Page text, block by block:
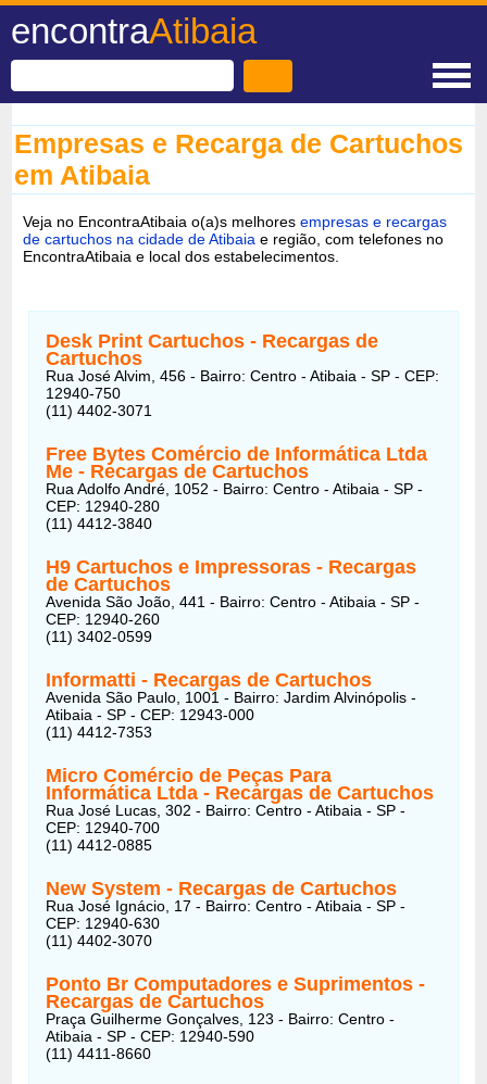
encontraAtibaia
Empresas e Recarga de Cartuchos
em Atibaia
Veja no EncontraAtibaia o(a)s melhoresempresas e recargas
de cartuchos na cidade de Atibaia e região, com telefones no
EncontraAtibaia e local dos estabelecimentos.
Desk Print Cartuchos - Recargas de
Cartuchos
Rua José Alvim, 456 - Bairro: Centro - Atibaia - SP - CEP:
12940-750
(11) 4402-3071
Free Bytes Comércio de Informática Ltda
Me - Recargas de Cartuchos
Rua Adolfo André, 1052 - Bairro: Centro - Atibaia - SP -
CEP: 12940-280
(11) 4412-3840
H9 Cartuchos e Impressoras - Recargas
de Cartuchos
Avenida São João, 441 - Bairro: Centro - Atibaia - SP -
CEP: 12940-260
(11) 3402-0599
Informatti - Recargas de Cartuchos
Avenida São Paulo, 1001 - Bairro: Jardim Alvinópolis -
Atibaia - SP - CEP: 12943-000
(11) 4412-7353
Micro Comércio de Peças Para
Informática Ltda - Recargas de Cartuchos
Rua José Lucas, 302 - Bairro: Centro - Atibaia - SP -
CEP: 12940-700
(11) 4412-0885
New System - Recargas de Cartuchos
Rua José Ignácio, 17 - Bairro: Centro - Atibaia - SP -
CEP: 12940-630
(11) 4402-3070
Ponto Br Computadores e Suprimentos -
Recargas de Cartuchos
Praça Guilherme Gonçalves, 123 - Bairro: Centro -
Atibaia - SP - CEP: 12940-590
(11) 4411-8660